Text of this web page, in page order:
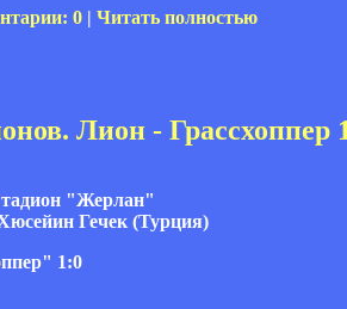
0 | Читать полностью
Лион - Грассхоппер
"Жерлан"
Гечек (Турция)
1:0